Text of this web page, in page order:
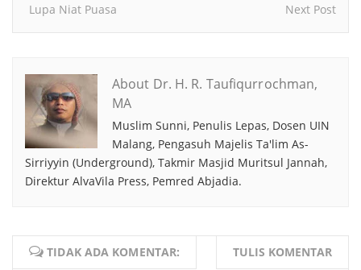
Lupa Niat Puasa Next Post
About Dr. H. R. Taufiqurrochman,
MA
Muslim Sunni, Penulis Lepas, Dosen UIN
Malang, Pengasuh Majelis Ta'lim As-
Sirriyyin (Underground), Takmir Masjid Muritsul Jannah,
Direktur AlvaVila Press, Pemred Abjadia.
TIDAK ADA KOMENTAR: TULIS KOMENTAR